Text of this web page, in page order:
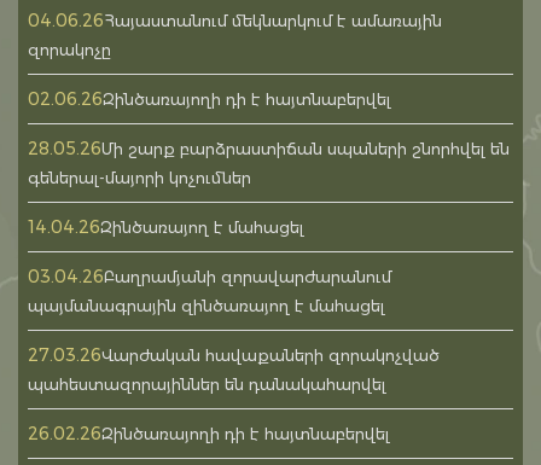
04.06.26Հայաստանում մեկնարկում է ամառային
զորակոչը
02.06.26Զինծառայողի դի է հայտնաբերվել
28.05.26Մի շարք բարձրաստիճան սպաների շնորհվել են
գեներալ-մայորի կոչումներ
14.04.26Զինծառայող է մահացել
03.04.26Բաղրամյանի զորավարժարանում
պայմանագրային զինծառայող է մահացել
27.03.26Վարժական հավաքաների զորակոչված
պահեստազորայիններ են դանակահարվել
26.02.26Զինծառայողի դի է հայտնաբերվել